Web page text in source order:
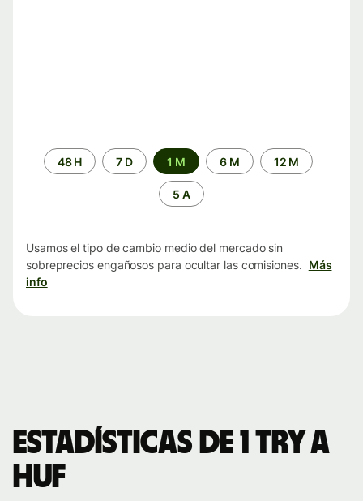
Periodo48 H 7 D 1 M 6 M 12 M
5 A
Usamos el tipo de cambio medio del mercado sin
sobreprecios engañosos para ocultar las comisiones. Más
info
Estadísticas de 1 TRY a
HUF